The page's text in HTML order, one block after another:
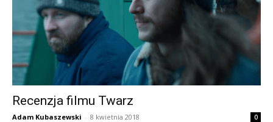
Recenzja filmu Twarz
Adam Kubaszewski - 8 kwietnia 2018 0